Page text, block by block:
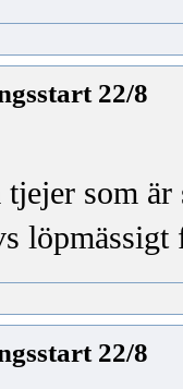
22/8
som är
löpmässigt
22/8